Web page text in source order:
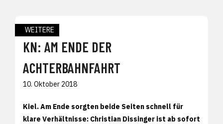
WEITERE
KN: AM ENDE DER
ACHTERBAHNFAHRT
10. Oktober 2018
Kiel.Am Ende sorgten beide Seiten schnell für
klare Verhältnisse: Christian Dissinger ist ab sofort